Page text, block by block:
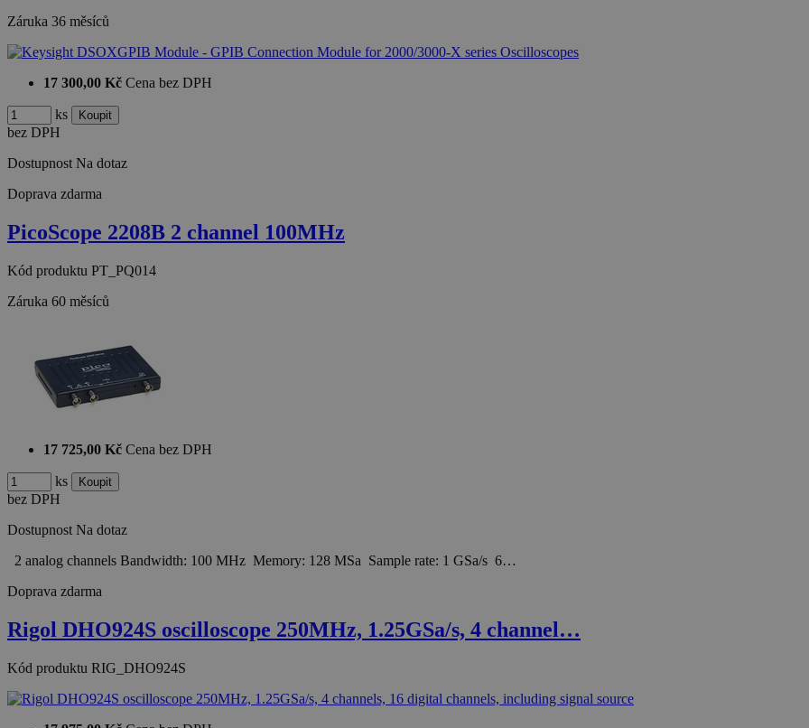
Záruka 36 měsíců
17 300,00 Kč Cena bez DPH
ks
bez DPH
Dostupnost Na dotaz
Doprava zdarma
PicoScope 2208B 2 channel 100MHz
Kód produktu PT_PQ014
Záruka 60 měsíců
17 725,00 Kč Cena bez DPH
ks
bez DPH
Dostupnost Na dotaz
2 analog channels Bandwidth: 100 MHz Memory: 128 MSa Sample rate: 1 GSa/s 6…
Doprava zdarma
Rigol DHO924S oscilloscope 250MHz, 1.25GSa/s, 4 channel…
Kód produktu RIG_DHO924S